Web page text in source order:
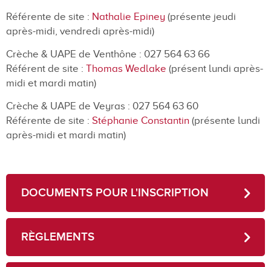
Référente de site : Nathalie Epiney (présente jeudi
après-midi, vendredi après-midi)
Crèche & UAPE de Venthône : 027 564 63 66
Référent de site : Thomas Wedlake (présent lundi après-
midi et mardi matin)
Crèche & UAPE de Veyras : 027 564 63 60
Référente de site : Stéphanie Constantin (présente lundi
après-midi et mardi matin)
DOCUMENTS POUR L'INSCRIPTION
RÈGLEMENTS